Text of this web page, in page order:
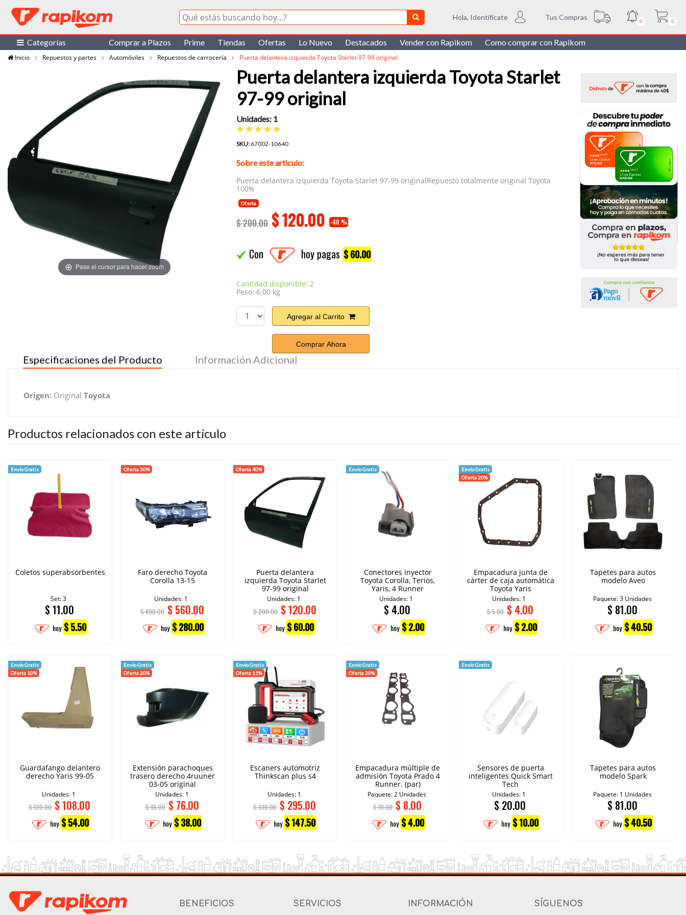
Hola, Identifícate Tus Compras 0 0
Categorías Comprar a Plazos Prime Tiendas Ofertas Lo Nuevo Destacados Vender con Rapikom Como comprar con Rapikom
Inicio Repuestos y partes Automóviles Repuestos de carrocería Puerta delantera izquierda Toyota Starlet 97-99 original
Pase el cursor para hacer zoom
Puerta delantera izquierda Toyota Starlet
97-99 original
Unidades: 1
SKU: 67002-10640
Sobre este articulo:
Puerta delantera izquierda Toyota Starlet 97-99 originalRepuesto totalmente original Toyota
100%
Oferta
$ 200.00 $120.00 -40 %
Con hoy pagas$ 60.00
Cantidad disponible: 2
Peso: 6.00 kg
Agregar al Carrito
Comprar Ahora
Especificaciones del Producto Información Adicional
Origen: Original Toyota
Productos relacionados con este artículo
Envío Gratis
Coletos superabsorbentes
Set: 3
$ 11.00
hoy $ 5.50
Envío Gratis
Oferta 10%
Guardafango delantero
derecho Yaris 99-05
Unidades: 1
$ 120.00 $ 108.00
hoy $ 54.00
Oferta 30%
Faro derecho Toyota
Corolla 13-15
Unidades: 1
$ 800.00 $ 560.00
hoy $ 280.00
Envío Gratis
Oferta 20%
Extensión parachoques
trasero derecho 4ruuner
03-05 original
Unidades: 1
$ 95.00 $ 76.00
hoy $ 38.00
Oferta 40%
Puerta delantera
izquierda Toyota Starlet
97-99 original
Unidades: 1
$ 200.00 $ 120.00
hoy $ 60.00
Envío Gratis
Oferta 11%
Escaners automotriz
Thinkscan plus s4
Unidades: 1
$ 330.00 $ 295.00
hoy $ 147.50
Envío Gratis
Conectores inyector
Toyota Corolla, Terios,
Yaris, 4 Runner
Unidades: 1
$ 4.00
hoy $ 2.00
Envío Gratis
Oferta 20%
Empacadura múltiple de
admisión Toyota Prado 4
Runner. (par)
Paquete: 2 Unidades
$ 10.00 $ 8.00
hoy $ 4.00
Envío Gratis
Oferta 20%
Empacadura junta de
cárter de caja automática
Toyota Yaris
Unidades: 1
$ 5.00 $ 4.00
hoy $ 2.00
Envío Gratis
Sensores de puerta
inteligentes Quick Smart
Tech
Unidades: 1
$ 20.00
hoy $ 10.00
Tapetes para autos
modelo Aveo
Paquete: 3 Unidades
$ 81.00
hoy $ 40.50
Tapetes para autos
modelo Spark
Paquete: 1 Unidades
$ 81.00
hoy $ 40.50
BENEFICIOS SERVICIOS INFORMACIÓN SÍGUENOS